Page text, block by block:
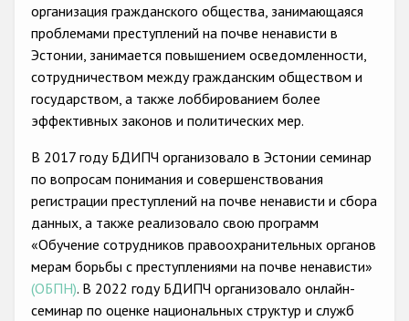
Disability hate crime
Проекты БДИПЧ
Организации гражданского общества
организация гражданского общества, занимающаяся
проблемами преступлений на почве ненависти в
Эстонии, занимается повышением осведомленности,
сотрудничеством между гражданским обществом и
государством, а также лоббированием более
эффективных законов и политических мер.
В 2017 году БДИПЧ организовало в Эстонии семинар
по вопросам понимания и совершенствования
регистрации преступлений на почве ненависти и сбора
данных, а также реализовало свою программ
«Обучение сотрудников правоохранительных органов
мерам борьбы с преступлениями на почве ненависти»
(ОБПН). В 2022 году БДИПЧ организовало онлайн-
семинар по оценке национальных структур и служб